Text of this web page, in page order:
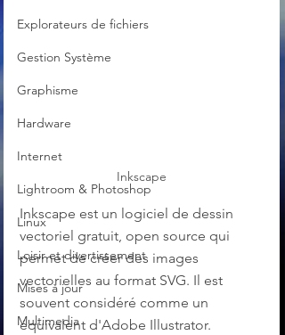
Explorateurs de fichiers
Gestion Système
Graphisme
Hardware
Internet
Lightroom & Photoshop
Linux
Loisir et divertissement
Mises à jour
Multimedia
Inkscape
Inkscape est un logiciel de dessin
vectoriel gratuit, open source qui
permet de créer des images
vectorielles au format SVG. Il est
souvent considéré comme un
équivalent d'Adobe Illustrator.